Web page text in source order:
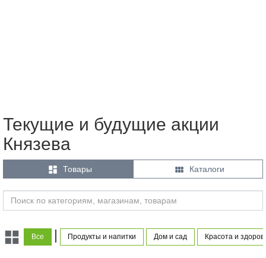
Текущие и будущие акции
Князева
 Товары  Каталоги
Все Продукты и напитки Дом и сад Красота и